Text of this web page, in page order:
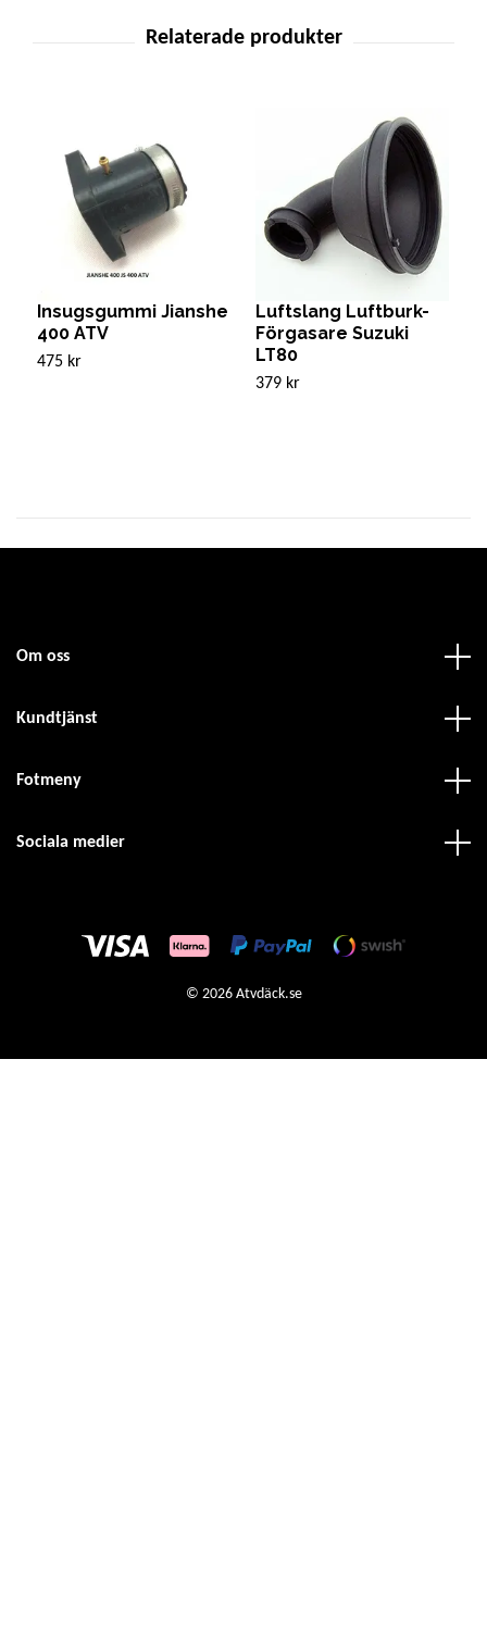
Insugsgummi Jianshe
400 ATV
475 kr
Luftslang Luftburk-
Förgasare Suzuki
LT80
379 kr
Om oss
Kundtjänst
Fotmeny
Sociala medier
© 2026 Atvdäck.se